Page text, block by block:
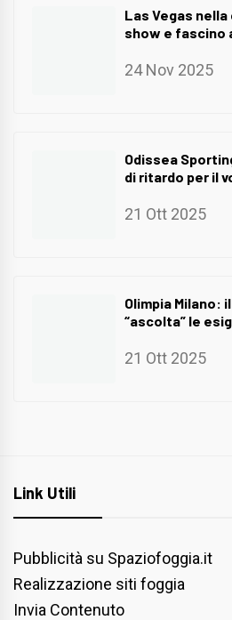
Las Vegas
show e fascino
24 Nov 2025
Odissea
di ritardo per il
21 Ott 2025
Olimpia Milano:
“ascolta” le
21 Ott 2025
Link Utili
Pubblicità su Spaziofoggia.it
Realizzazione siti foggia
Invia Contenuto